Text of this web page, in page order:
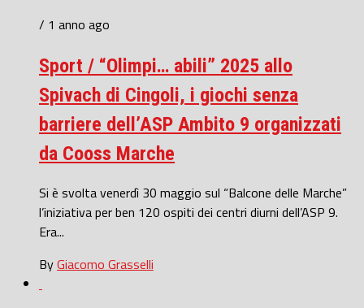
/ 1 anno ago
Sport / “Olimpi… abili” 2025 allo
Spivach di Cingoli, i giochi senza
barriere dell’ASP Ambito 9 organizzati
da Cooss Marche
Si è svolta venerdì 30 maggio sul “Balcone delle Marche”
l’iniziativa per ben 120 ospiti dei centri diurni dell’ASP 9.
Era...
ByGiacomo Grasselli